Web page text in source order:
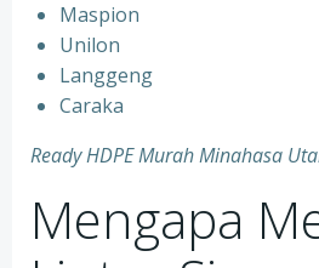
Maspion
Unilon
Langgeng
Caraka
Ready HDPE Murah Minahasa
Mengapa